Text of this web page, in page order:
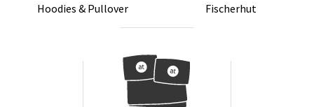
Hoo­dies & Pull­over Fi­scher­hut